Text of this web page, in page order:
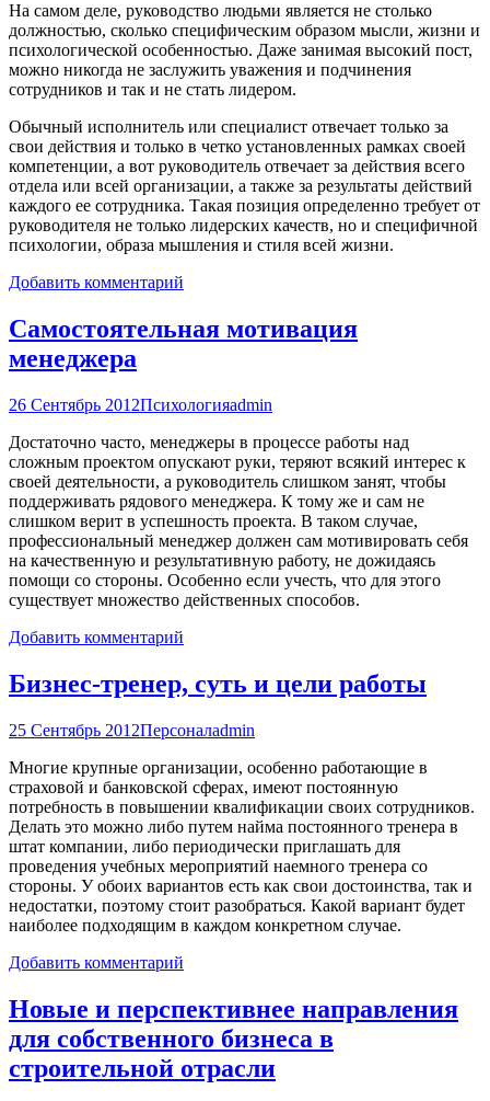
На самом деле, руководство людьми является не столько
должностью, сколько специфическим образом мысли, жизни и
психологической особенностью. Даже занимая высокий пост,
можно никогда не заслужить уважения и подчинения
сотрудников и так и не стать лидером.
Обычный исполнитель или специалист отвечает только за
свои действия и только в четко установленных рамках своей
компетенции, а вот руководитель отвечает за действия всего
отдела или всей организации, а также за результаты действий
каждого ее сотрудника. Такая позиция определенно требует от
руководителя не только лидерских качеств, но и специфичной
психологии, образа мышления и стиля всей жизни.
Добавить комментарий
Самостоятельная мотивация
менеджера
26 Сентябрь 2012Психологияadmin
Достаточно часто, менеджеры в процессе работы над
сложным проектом опускают руки, теряют всякий интерес к
своей деятельности, а руководитель слишком занят, чтобы
поддерживать рядового менеджера. К тому же и сам не
слишком верит в успешность проекта. В таком случае,
профессиональный менеджер должен сам мотивировать себя
на качественную и результативную работу, не дожидаясь
помощи со стороны. Особенно если учесть, что для этого
существует множество действенных способов.
Добавить комментарий
Бизнес-тренер, суть и цели работы
25 Сентябрь 2012Персоналadmin
Многие крупные организации, особенно работающие в
страховой и банковской сферах, имеют постоянную
потребность в повышении квалификации своих сотрудников.
Делать это можно либо путем найма постоянного тренера в
штат компании, либо периодически приглашать для
проведения учебных мероприятий наемного тренера со
стороны. У обоих вариантов есть как свои достоинства, так и
недостатки, поэтому стоит разобраться. Какой вариант будет
наиболее подходящим в каждом конкретном случае.
Добавить комментарий
Новые и перспективнее направления
для собственного бизнеса в
строительной отрасли